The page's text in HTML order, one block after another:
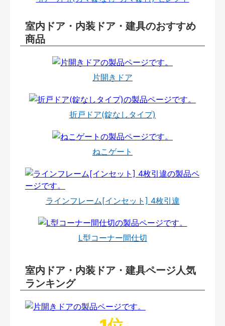
室内ドア・内装ドア・建具のおすすめ
商品
片開きドア
折戸ドア(錠なしタイプ)
ねこゲート
ラインフレーム[インセット] 4枚引違
L型コーナー間仕切
室内ドア・内装ドア・建具ページ人気
ランキング